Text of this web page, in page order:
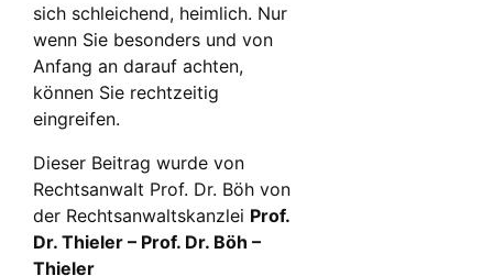
sich schleichend, heimlich. Nur
wenn Sie besonders und von
Anfang an darauf achten,
können Sie rechtzeitig
eingreifen.
Dieser Beitrag wurde von
Rechtsanwalt Prof. Dr. Böh von
der Rechtsanwaltskanzlei Prof.
Dr. Thieler – Prof. Dr. Böh –
Thieler